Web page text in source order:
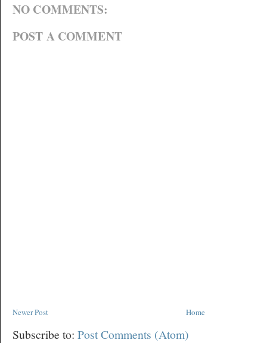
NO COMMENTS:
POST A COMMENT
Newer Post Home
Subscribe to: Post Comments (Atom)